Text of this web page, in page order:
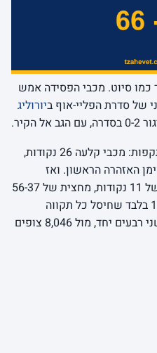
כמו סיוט. מכבי הפסידה אמש
של סדרת הפליי-אוף ביורוליג
הרבע הראשון היה שיגעון של התקפות: מכבי קלעה 26 נקודות,
35, וזה היה סימן האזהרה הראשון. ואז
ההתקפה שלנו נעלמה. רבע שני של 11 נקודות, מחצית של 56-37
לספרדים, ורבע שלישי של עוד 11 בלבד שחיסל כל תקווה
למהפך. מ-26 ברבע אחד ל-22 בשני רבעים יחד, מול 8,046 צופים